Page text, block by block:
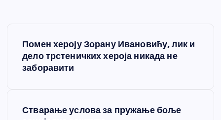
Помен хероју Зорану Ивановићу, лик и
дело трстеничких хероја никада не
заборавити
Стварање услова за пружање боље